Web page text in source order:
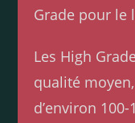
Grade pour le l
Les High
qualité
d’environ